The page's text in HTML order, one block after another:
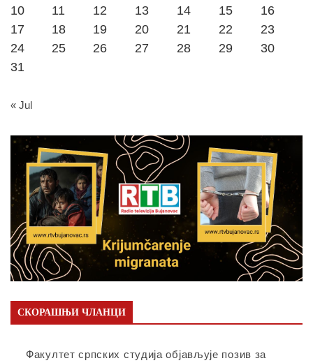
10
11 12 13 14 15
16
17
18 19 20 21 22
23
24
25 26 27 28 29
30
31
« Jul
СКОРАШЊИ ЧЛАНЦИ
Факултет српских студија објављује позив за